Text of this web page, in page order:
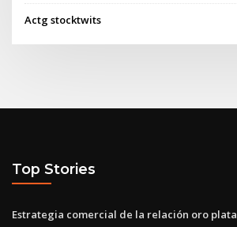
Actg stocktwits
Top Stories
Estrategia comercial de la relación oro plata